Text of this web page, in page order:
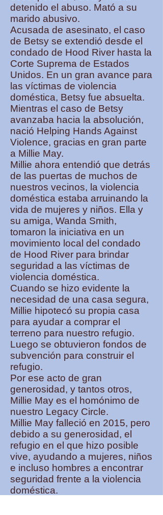
detenido el abuso. Mató a su
marido abusivo.
Acusada de asesinato, el caso
de Betsy se extendió desde el
condado de Hood River hasta la
Corte Suprema de Estados
Unidos. En un gran avance para
las víctimas de violencia
doméstica, Betsy fue absuelta.
Mientras el caso de Betsy
avanzaba hacia la absolución,
nació Helping Hands Against
Violence, gracias en gran parte
a Millie May.
Millie ahora entendió que detrás
de las puertas de muchos de
nuestros vecinos, la violencia
doméstica estaba arruinando la
vida de mujeres y niños. Ella y
su amiga, Wanda Smith,
tomaron la iniciativa en un
movimiento local del condado
de Hood River para brindar
seguridad a las víctimas de
violencia doméstica.
Cuando se hizo evidente la
necesidad de una casa segura,
Millie hipotecó su propia casa
para ayudar a comprar el
terreno para nuestro refugio.
Luego se obtuvieron fondos de
subvención para construir el
refugio.
Por ese acto de gran
generosidad, y tantos otros,
Millie May es el homónimo de
nuestro Legacy Circle.
Millie May falleció en 2015, pero
debido a su generosidad, el
refugio en el que hizo posible
vive, ayudando a mujeres, niños
e incluso hombres a encontrar
seguridad frente a la violencia
doméstica.